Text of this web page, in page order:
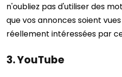
n'oubliez pas d'utiliser des
que vos annonces soient
réellement intéressées par
3. YouTube